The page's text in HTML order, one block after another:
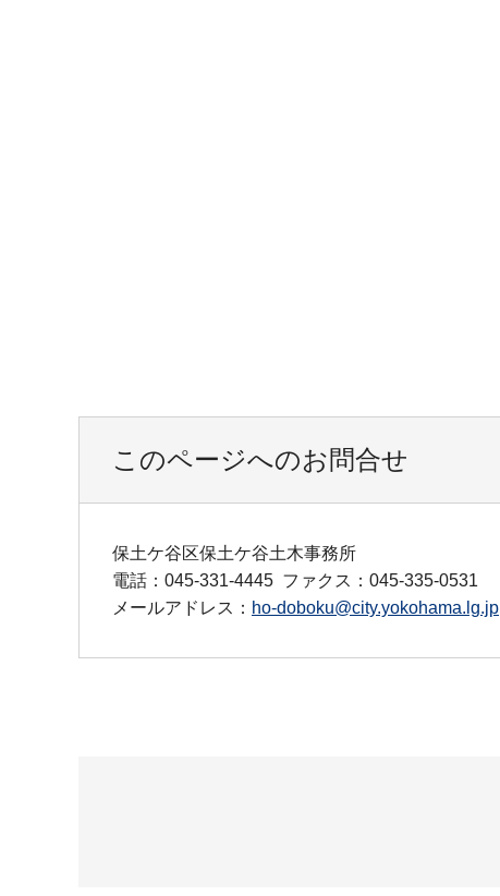
このページへのお問合せ
保土ケ谷区保土ケ谷土木事務所
電話：045-331-4445 ファクス：045-335-0531
メールアドレス： ho-doboku@city.yokohama.lg.jp